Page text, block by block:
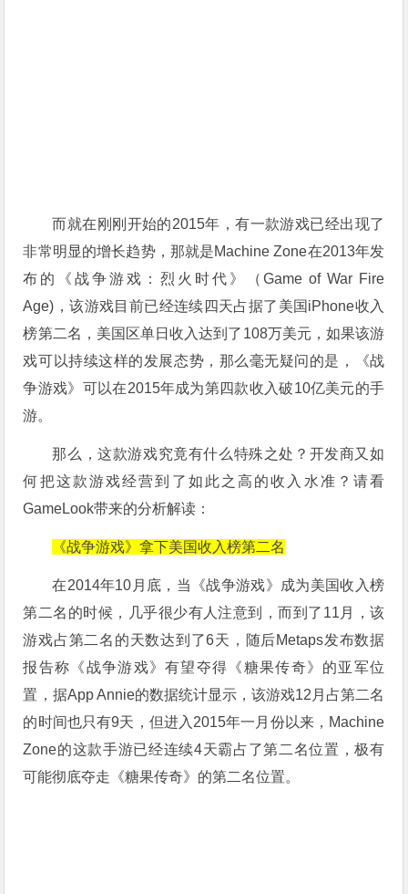
而就在刚刚开始的2015年，有一款游戏已经出现了
非常明显的增长趋势，那就是Machine Zone在2013年发
布的《战争游戏：烈火时代》（Game of War Fire
Age)，该游戏目前已经连续四天占据了美国iPhone收入
榜第二名，美国区单日收入达到了108万美元，如果该游
戏可以持续这样的发展态势，那么毫无疑问的是，《战
争游戏》可以在2015年成为第四款收入破10亿美元的手
游。
那么，这款游戏究竟有什么特殊之处？开发商又如
何把这款游戏经营到了如此之高的收入水准？请看
GameLook带来的分析解读：
《战争游戏》拿下美国收入榜第二名
在2014年10月底，当《战争游戏》成为美国收入榜
第二名的时候，几乎很少有人注意到，而到了11月，该
游戏占第二名的天数达到了6天，随后Metaps发布数据
报告称《战争游戏》有望夺得《糖果传奇》的亚军位
置，据App Annie的数据统计显示，该游戏12月占第二名
的时间也只有9天，但进入2015年一月份以来，Machine
Zone的这款手游已经连续4天霸占了第二名位置，极有
可能彻底夺走《糖果传奇》的第二名位置。